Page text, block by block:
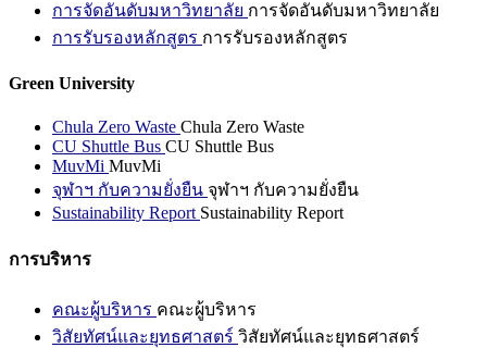
การจัดอันดับมหาวิทยาลัย การจัดอันดับมหาวิทยาลัย
การรับรองหลักสูตร การรับรองหลักสูตร
Green University
Chula Zero Waste Chula Zero Waste
CU Shuttle Bus CU Shuttle Bus
MuvMi MuvMi
จุฬาฯ กับความยั่งยืน จุฬาฯ กับความยั่งยืน
Sustainability Report Sustainability Report
การบริหาร
คณะผู้บริหาร คณะผู้บริหาร
วิสัยทัศน์และยุทธศาสตร์ วิสัยทัศน์และยุทธศาสตร์